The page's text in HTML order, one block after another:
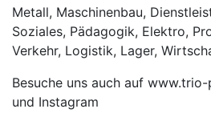
Metall, Maschinenbau,
Soziales, Pädagogik, Elektro,
Verkehr, Logistik, Lager,
Besuche uns auch auf
und Instagram